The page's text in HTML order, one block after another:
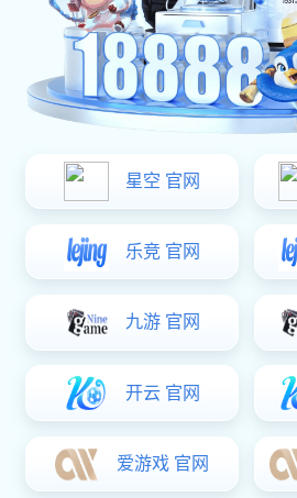
豪门国际
核心品质
企业实力
研发团队
荣誉资质
组织架构
豪门国际:产品中心
产品中心
风电行业
行业应用
行业应用
风电行业
光伏行业